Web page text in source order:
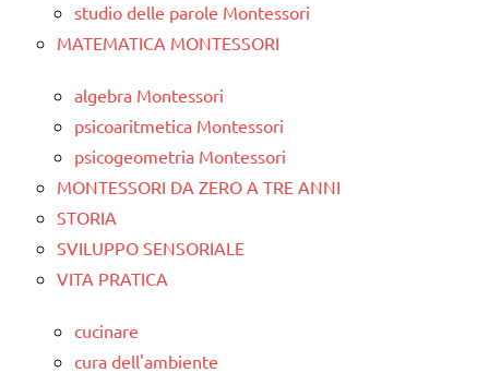
studio delle parole Montessori
MATEMATICA MONTESSORI
algebra Montessori
psicoaritmetica Montessori
psicogeometria Montessori
MONTESSORI DA ZERO A TRE ANNI
STORIA
SVILUPPO SENSORIALE
VITA PRATICA
cucinare
cura dell'ambiente